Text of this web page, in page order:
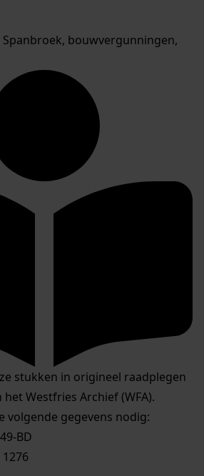
Spanbroek, bouwvergunningen,
stukken in origineel raadplegen
Westfries Archief (WFA).
volgende gegevens nodig:
BD